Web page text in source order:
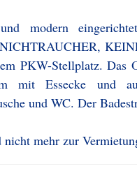
modern
PKW-Stellplatz.
mit Essecke und
und WC. Der
mehr zur